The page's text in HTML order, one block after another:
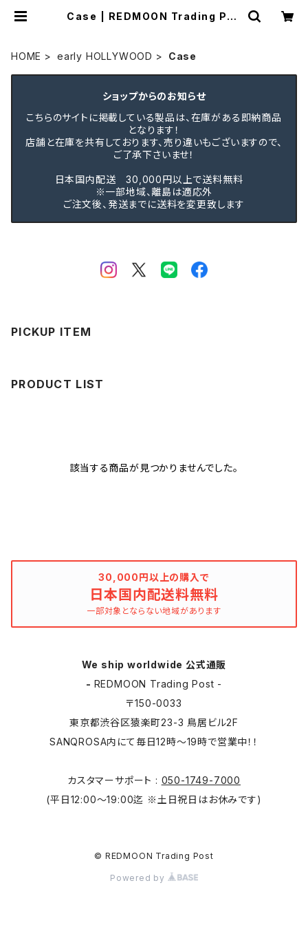
Case | REDMOON Trading Pos
HOME early HOLLYWOOD Case
ショップからのお知らせ
こちらのサイトに掲載している製品は、在庫がある即納商品
となります！
店舗と在庫を共有しております、売り違いもございますので、
ご了承下さいませ！
日本国内配送 30,000円以上で送料無料
※一部地域、離島は適応外
ご注文後、発送までに送料を変更致します
PICKUP ITEM
PRODUCT LIST
該当する商品が見つかりませんでした。
30,000円以上の購入で
日本国内配送料無料
一部対象とならない地域があります
We ship worldwide 公式通販
- REDMOON Trading Post -
〒150-0033
東京都渋谷区猿楽町23-3 鳥居ビル2F
SANQROSA内にて毎日12時〜19時で営業中！！
カスタマーサポート : 050-1749-7000
(平日12:00〜19:00迄 ※土日祝日はお休みです)
© REDMOON Trading Post
Powered by